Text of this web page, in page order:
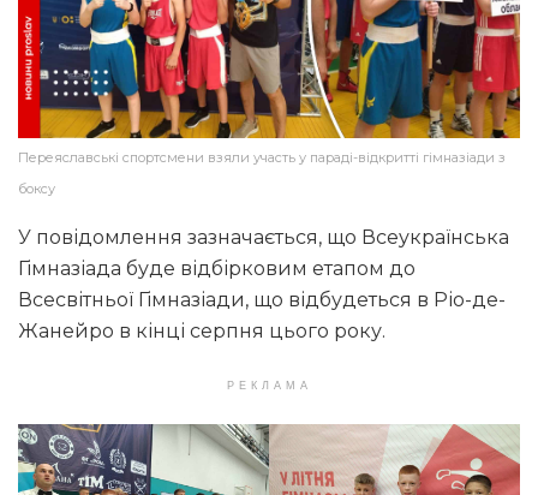
Переяславські спортсмени взяли участь у параді-відкритті гімназіади з
боксу
У повідомлення зазначається, що Всеукраїнська
Гімназіада буде відбірковим етапом до
Всесвітньої Гімназіади, що відбудеться в Ріо-де-
Жанейро в кінці серпня цього року.
РЕКЛАМА